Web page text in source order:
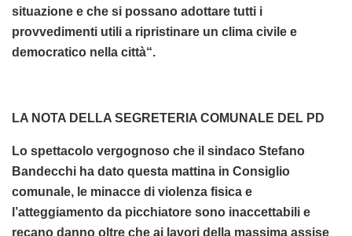
situazione e che si possano adottare tutti i
provvedimenti utili a ripristinare un clima civile e
democratico nella città“.
LA NOTA DELLA SEGRETERIA COMUNALE DEL PD
Lo spettacolo vergognoso che il sindaco Stefano
Bandecchi ha dato questa mattina in Consiglio
comunale, le minacce di violenza fisica e
l’atteggiamento da picchiatore sono inaccettabili e
recano danno oltre che ai lavori della massima assise